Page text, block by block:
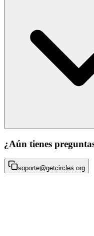
¿Aún tienes
soporte@getcircles.org